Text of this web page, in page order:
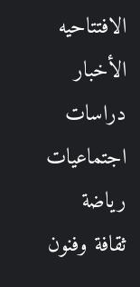
الافتتاحيه
الأخبار
دراسات
اجتماعيات
رياضة
ثقافة وفنون